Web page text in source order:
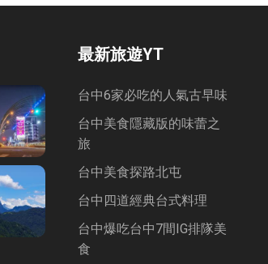
最新旅遊YT
台中6家必吃的人氣古早味
台中美食隱藏版的味蕾之
旅
台中美食探路北屯
台中四道經典台式料理
台中爆吃台中7間IG排隊美
食